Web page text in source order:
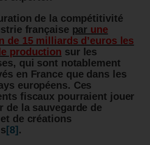
de la compétitivité
française par une
de 15 milliards d’euros les
production sur les
qui sont notablement
en France que dans les
européens. Ces
fiscaux pourraient jouer
de la sauvegarde de
et de créations
[8] .